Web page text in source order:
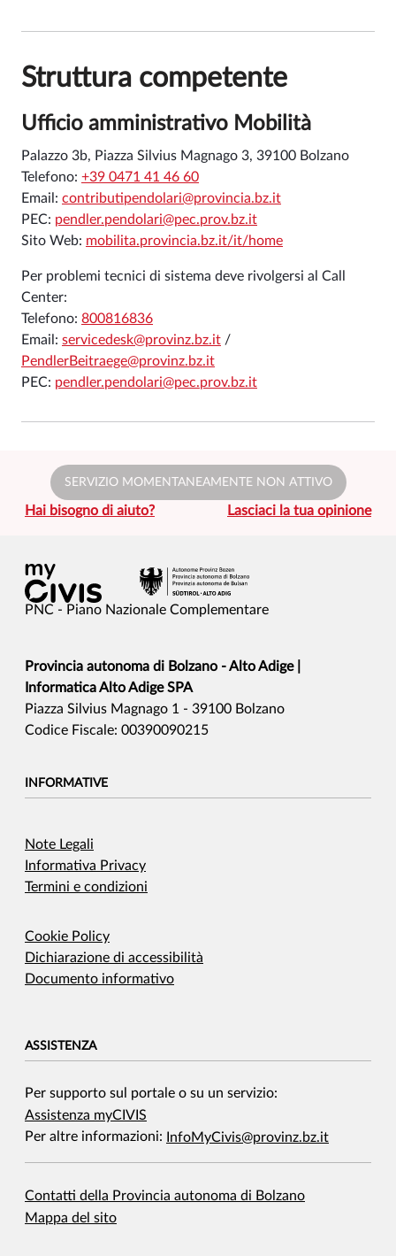
Struttura competente
Ufficio amministrativo Mobilità
Palazzo 3b, Piazza Silvius Magnago 3, 39100 Bolzano
Telefono: +39 0471 41 46 60
Email: contributipendolari@provincia.bz.it
PEC: pendler.pendolari@pec.prov.bz.it
Sito Web: mobilita.provincia.bz.it/it/home
Per problemi tecnici di sistema deve rivolgersi al Call
Center:
Telefono: 800816836
Email: servicedesk@provinz.bz.it /
PendlerBeitraege@provinz.bz.it
PEC: pendler.pendolari@pec.prov.bz.it
Lasciaci la tua opinione
Hai bisogno di aiuto?
SERVIZIO MOMENTANEAMENTE NON ATTIVO
PNC - Piano Nazionale Complementare
Provincia autonoma di Bolzano - Alto Adige |
Informatica Alto Adige SPA
Piazza Silvius Magnago 1 - 39100 Bolzano
Codice Fiscale: 00390090215
INFORMATIVE
Note Legali
Informativa Privacy
Termini e condizioni
Cookie Policy
Dichiarazione di accessibilità
Documento informativo
ASSISTENZA
Per supporto sul portale o su un servizio:
Assistenza myCIVIS
Per altre informazioni:
InfoMyCivis@provinz.bz.it
Contatti della Provincia autonoma di Bolzano
Mappa del sito